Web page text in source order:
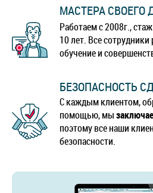
МАСТЕРА СВОЕГО
Работаем с 2008г.,
10 лет. Все
обучение и
БЕЗОПАСНОСТЬ
С каждым клиентом,
помощью, мы
поэтому все наши
безопасности.